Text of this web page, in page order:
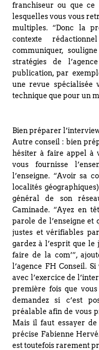
franchiseur ou que ce
lesquelles vous vous
multiples. “Donc la
contexte
communiquer,
stratégies de
publication, par
une revue spécialisée
technique que pour un
Bien préparer
Autre conseil : bien
hésiter à faire appel à
vous fournisse
l’enseigne. “Avoir sa
localités
général de son
Caminade. “Ayez en
parole de l’enseigne
justes et vérifiables
gardez à l’esprit que le
faire de la com’”,
l’agence FH Conseil.
avec l’exercice de
première fois que
demandez si c’est
préalable afin de vous
Mais il faut essayer
précise Fabienne
est toutefois rarement